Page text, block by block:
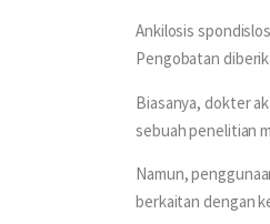
Ankilosis
Pengobatan
Biasanya, dokter
sebuah penelitian
Namun,
berkaitan dengan